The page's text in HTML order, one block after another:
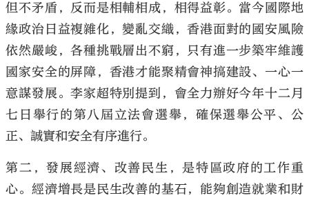
但不矛盾，反而是相輔相成，相得益彰。當今國際地
緣政治日益複雜化，變亂交織，香港面對的國安風險
依然嚴峻，各種挑戰層出不窮，只有進一步築牢維護
國家安全的屏障，香港才能聚精會神搞建設、一心一
意謀發展。李家超特別提到，會全力辦好今年十二月
七日舉行的第八屆立法會選舉，確保選舉公平、公
正、誠實和安全有序進行。
第二，發展經濟、改善民生，是特區政府的工作重
心。經濟增長是民生改善的基石，能夠創造就業和財